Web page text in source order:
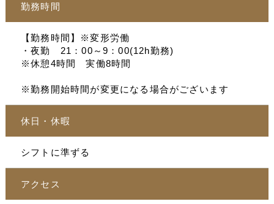
勤務時間
【勤務時間】※変形労働
・夜勤 21：00～9：00(12h勤務)
※休憩4時間 実働8時間
※勤務開始時間が変更になる場合がございます
休日・休暇
シフトに準ずる
アクセス